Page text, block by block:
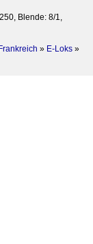
Blende: 8/1,
» E-Loks »